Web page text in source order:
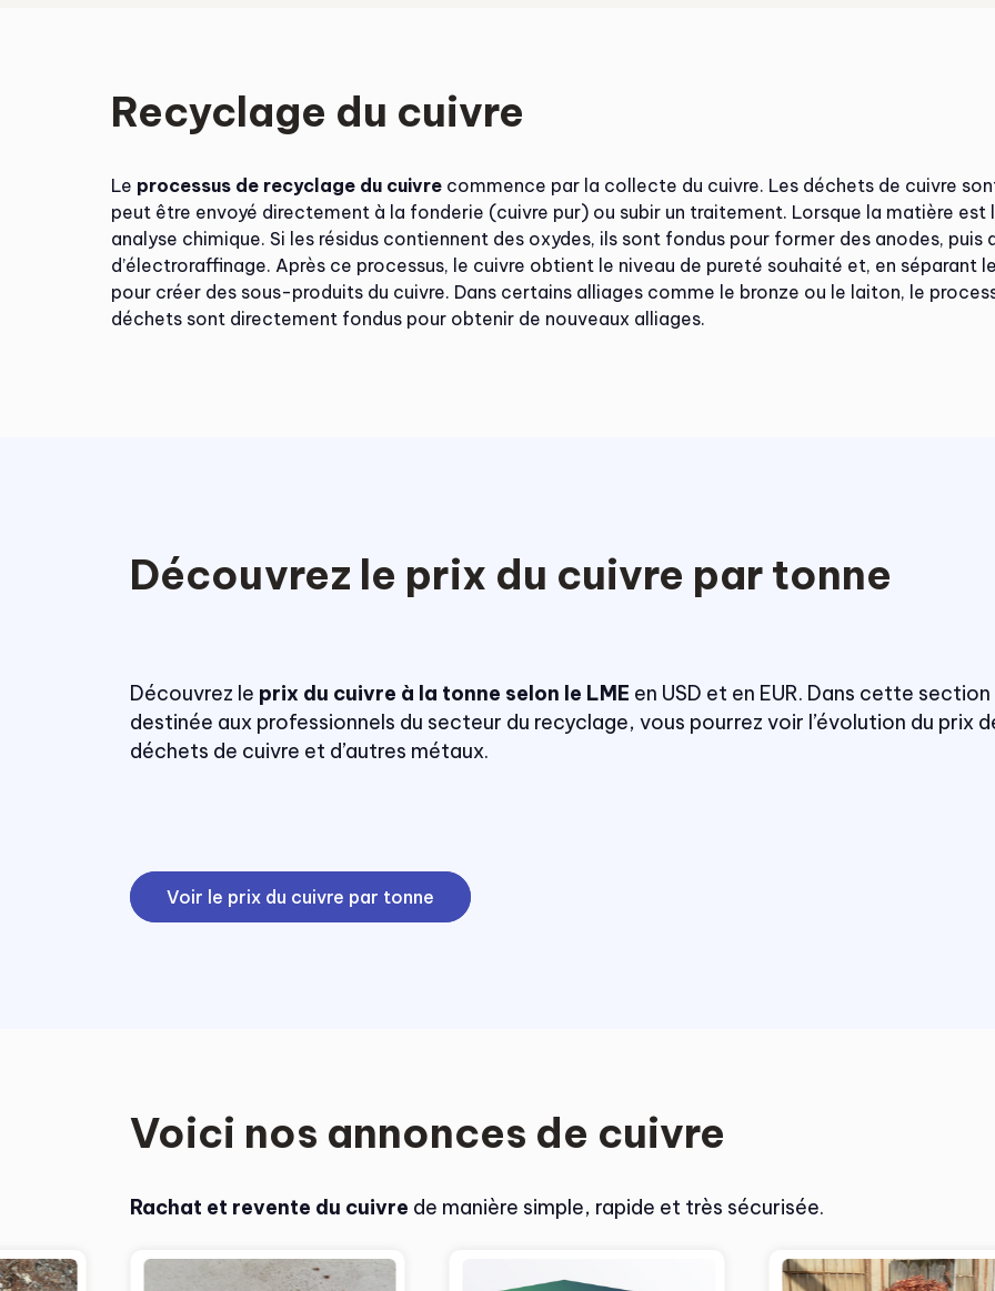
Recyclage du cuivre
Le processus de recyclage du cuivre commence par la collecte du cuivre. Les déchets de cuivre
peut être envoyé directement à la fonderie (cuivre pur) ou subir un traitement. Lorsque la matière est
analyse chimique. Si les résidus contiennent des oxydes, ils sont fondus pour former des anodes, puis
d’électroraffinage. Après ce processus, le cuivre obtient le niveau de pureté souhaité et, en séparant
pour créer des sous-produits du cuivre. Dans certains alliages comme le bronze ou le laiton, le
déchets sont directement fondus pour obtenir de nouveaux alliages.
Découvrez le prix du cuivre par tonne
Découvrez le prix du cuivre à la tonne selon le LME en USD et en EUR. Dans cette section
destinée aux professionnels du secteur du recyclage, vous pourrez voir l’évolution du prix
déchets de cuivre et d’autres métaux.
Voir le prix du cuivre par tonne
Voici nos annonces de cuivre
Rachat et revente du cuivre de manière simple, rapide et très sécurisée.